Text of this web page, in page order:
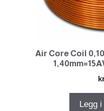
Air Core Coil
Legg